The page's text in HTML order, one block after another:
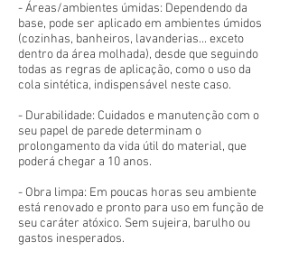
- Áreas/ambientes úmidas: Dependendo da
base, pode ser aplicado em ambientes úmidos
(cozinhas, banheiros, lavanderias... exceto
dentro da área molhada), desde que seguindo
todas as regras de aplicação, como o uso da
cola sintética, indispensável neste caso.
- Durabilidade: Cuidados e manutenção com o
seu papel de parede determinam o
prolongamento da vida útil do material, que
poderá chegar a 10 anos.
- Obra limpa: Em poucas horas seu ambiente
está renovado e pronto para uso em função de
seu caráter atóxico. Sem sujeira, barulho ou
gastos inesperados.